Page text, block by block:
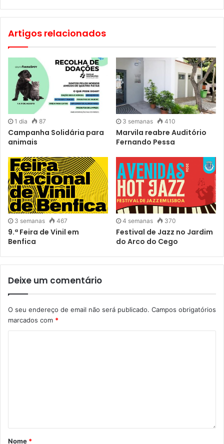
Artigos relacionados
1 dia 87
Campanha Solidária para
animais
3 semanas 410
Marvila reabre Auditório
Fernando Pessa
3 semanas 467
9.ª Feira de Vinil em
Benfica
4 semanas 370
Festival de Jazz no Jardim
do Arco do Cego
Deixe um comentário
O seu endereço de email não será publicado. Campos obrigatórios
marcados com *
Nome *